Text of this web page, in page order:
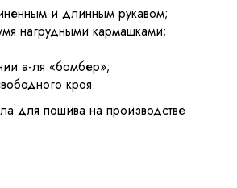
и длинным рукавом;
нагрудными кармашками;
а-ля «бомбер»;
кроя.
для пошива на производстве